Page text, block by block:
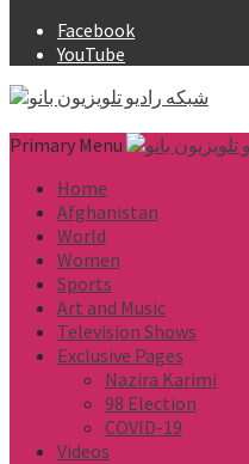
Facebook
YouTube
Primary Menu
Home
Afghanistan
World
Women
Sports
Art and Music
Television Shows
Exclusive Pages
Nazira Karimi
98 Election
COVID-19
Videos